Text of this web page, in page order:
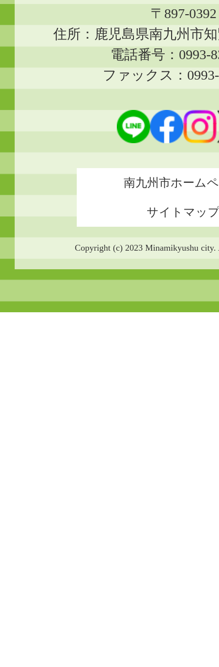
〒897-0392
住所：鹿児島県南九州市
電話番号：0993-
ファックス：
南九州市ホーム
サイトマッ
Copyright (c) 2023 Minamikyushu city.